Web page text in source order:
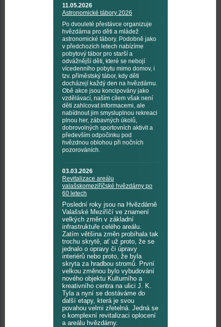
11.05.2026
Astronomické tábory 2026
Po dvouleté přestávce organizuje
hvězdárna pro děti a mládež
astronomické tábory. Podobně jako
v předchozích letech nabízíme
pobytový tábor pro starší a
odvážnější děti, které se nebojí
vícedenního pobytu mimo domov, i
tzv. příměstský tábor, kdy děti
docházejí každý den na hvězdárnu.
Obě akce jsou koncipovány jako
vzdělávací, naším cílem však není
děti zahlcovat informacemi, ale
nabídnout jim smysluplnou rekreaci
plnou her, zábavných úkolů,
dobrovolných sportovních aktivit a
především odpočinku pod
hvězdnou oblohou při nočních
pozorováních.
03.03.2026
Revitalizace areálu
valašskomeziříčské hvězdárny po
60 letech
Poslední roky jsou na Hvězdárně
Valašské Meziříčí ve znamení
velkých změn v základní
infrastruktuře celého areálu.
Zatím většina změn probíhala tak
trochu skrytě, ať už proto, že se
jednalo o opravy či úpravy
interiérů nebo proto, že byla
skryta za hradbou stromů. První
velkou změnou bylo vybudování
nového objektu Kulturního a
kreativního centra na ulici J. K.
Tyla a nyní se dostáváme do
další etapy, která je svou
povahou velmi zřetelná. Jedná se
o komplexní revitalizaci oplocení
a areálu hvězdárny.